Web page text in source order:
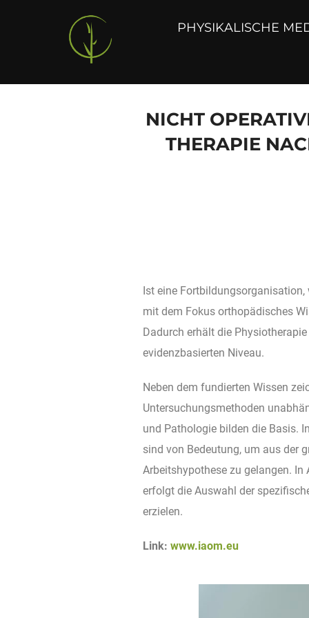
PHYSIKALISCHE
NICHT
THERAPIE
Ist eine
mit dem Fokus orthopädisches
Dadurch erhält die
evidenzbasierten Niveau.
Neben dem fundierten Wissen
Untersuchungsmethoden
und Pathologie bilden die Basis.
sind von Bedeutung, um aus der
Arbeitshypothese zu gelangen.
erfolgt die Auswahl der
erzielen.
Link: www.iaom.eu